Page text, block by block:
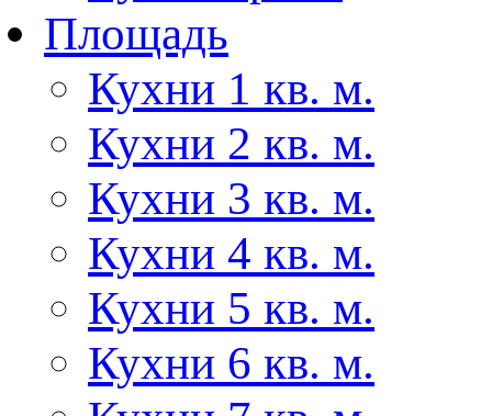
Площадь
Кухни 1 кв. м.
Кухни 2 кв. м.
Кухни 3 кв. м.
Кухни 4 кв. м.
Кухни 5 кв. м.
Кухни 6 кв. м.